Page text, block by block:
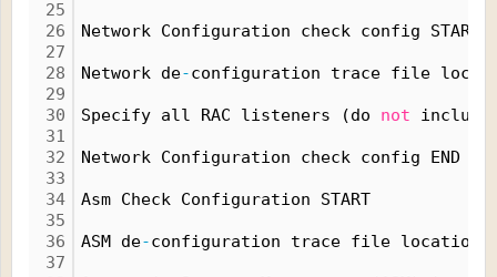
25
26
27
28
29
30
31
32
33
34
35
36
37
Network Configuration check config START
Network de-configuration trace file
Specify all RAC listeners (do not include
Network Configuration check config END
Asm Check Configuration START
ASM de-configuration trace file